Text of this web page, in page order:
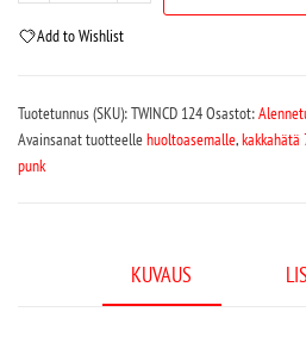
Add to Wishlist
Tuotetunnus (SKU):TWINCD 124Osastot:
Avainsanat tuotteellehuoltoasemalle,kakkahätä
punk
KUVAUS